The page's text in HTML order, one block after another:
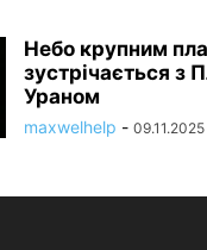
Небо крупним
зустрічається з
Ураном
maxwelhelp - 09.11.2025